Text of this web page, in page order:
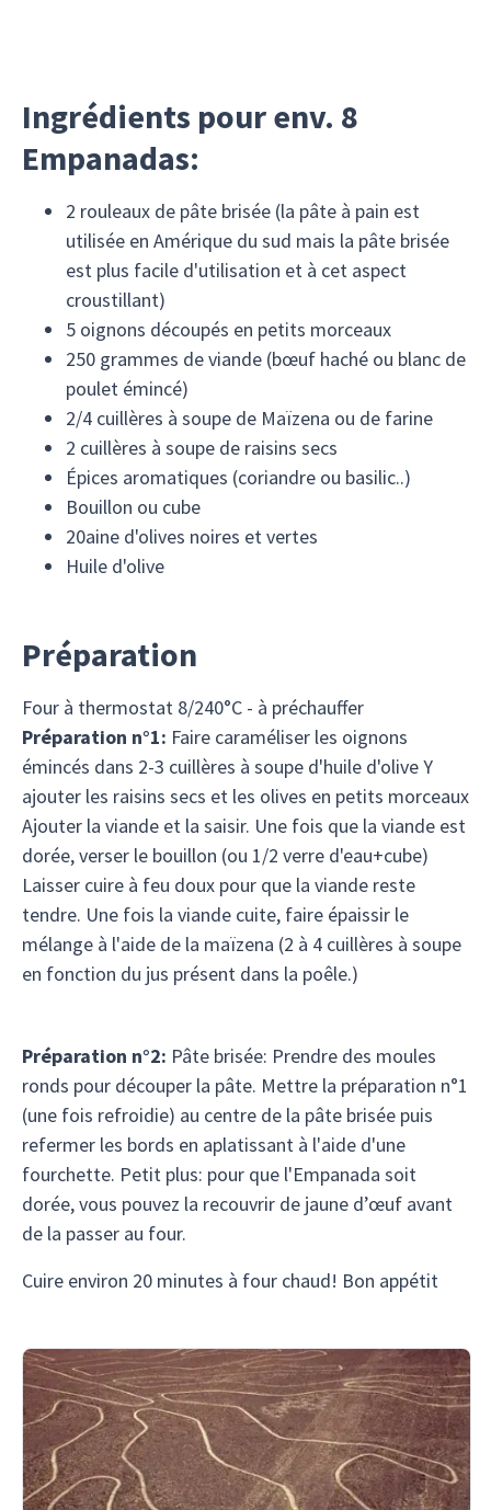
Ingrédients pour env. 8
Empanadas:
2 rouleaux de pâte brisée (la pâte à pain est
utilisée en Amérique du sud mais la pâte brisée
est plus facile d'utilisation et à cet aspect
croustillant)
5 oignons découpés en petits morceaux
250 grammes de viande (bœuf haché ou blanc de
poulet émincé)
2/4 cuillères à soupe de Maïzena ou de farine
2 cuillères à soupe de raisins secs
Épices aromatiques (coriandre ou basilic..)
Bouillon ou cube
20aine d'olives noires et vertes
Huile d'olive
Préparation
Four à thermostat 8/240°C - à préchauffer
Préparation n°1: Faire caraméliser les oignons
émincés dans 2-3 cuillères à soupe d'huile d'olive Y
ajouter les raisins secs et les olives en petits morceaux
Ajouter la viande et la saisir. Une fois que la viande est
dorée, verser le bouillon (ou 1/2 verre d'eau+cube)
Laisser cuire à feu doux pour que la viande reste
tendre. Une fois la viande cuite, faire épaissir le
mélange à l'aide de la maïzena (2 à 4 cuillères à soupe
en fonction du jus présent dans la poêle.)
Préparation n°2: Pâte brisée: Prendre des moules
ronds pour découper la pâte. Mettre la préparation n°1
(une fois refroidie) au centre de la pâte brisée puis
refermer les bords en aplatissant à l'aide d'une
fourchette. Petit plus: pour que l'Empanada soit
dorée, vous pouvez la recouvrir de jaune d’œuf avant
de la passer au four.
Cuire environ 20 minutes à four chaud! Bon appétit